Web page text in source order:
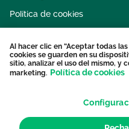
Política de cookies
Protección datos personales
Contacto
Al hacer clic en “Aceptar todas
cookies se guarden en su
sitio, analizar el uso del mismo, y
marketing. Política de cookies